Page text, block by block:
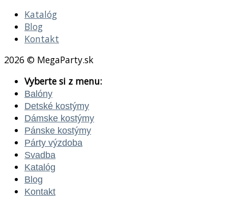
Katalóg
Blog
Kontakt
2026 © MegaParty.sk
Vyberte si z menu:
Balóny
Detské kostýmy
Dámske kostýmy
Pánske kostýmy
Párty výzdoba
Svadba
Katalóg
Blog
Kontakt